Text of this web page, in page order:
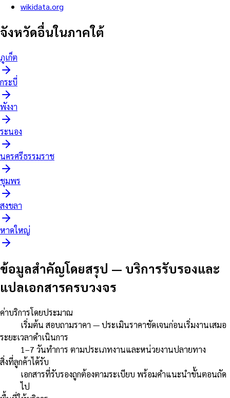
wikidata.org
จังหวัดอื่นในภาคใต้
ภูเก็ต
กระบี่
พังงา
ระนอง
นครศรีธรรมราช
ชุมพร
สงขลา
หาดใหญ่
ข้อมูลสำคัญโดยสรุป — บริการรับรองและ
แปลเอกสารครบวงจร
ค่าบริการโดยประมาณ
เริ่มต้น สอบถามราคา — ประเมินราคาชัดเจนก่อนเริ่มงานเสมอ
ระยะเวลาดำเนินการ
1–7 วันทำการ ตามประเภทงานและหน่วยงานปลายทาง
สิ่งที่ลูกค้าได้รับ
เอกสารที่รับรองถูกต้องตามระเบียบ พร้อมคำแนะนำขั้นตอนถัด
ไป